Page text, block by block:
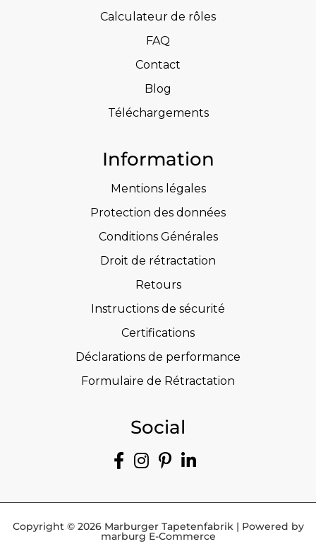
Calculateur de rôles
FAQ
Contact
Blog
Téléchargements
Information
Mentions légales
Protection des données
Conditions Générales
Droit de rétractation
Retours
Instructions de sécurité
Certifications
Déclarations de performance
Formulaire de Rétractation
Social
Copyright © 2026 Marburger Tapetenfabrik | Powered by
marburg E-Commerce